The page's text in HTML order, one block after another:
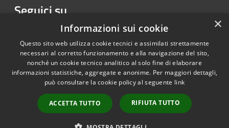
Seguici su
Facebook
RSS
Accessibilità
Copyright © 2026 • Comune di
Zuccarello • Powered by
Municipium•
Accesso
redazione
×
Informazioni sui cookie
Questo sito web utilizza cookie tecnici e assimilati strettamente
necessari al corretto funzionamento e alla navigazione del sito,
nonché un cookie tecnico analitico al solo fine di elaborare
informazioni statistiche, aggregate e anonime. Per maggiori dettagli,
può consultare la cookie policy al seguente link
ACCETTA TUTTO RIFIUTA TUTTO